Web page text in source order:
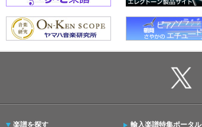
楽譜を探す
輸入楽譜特集ポータル